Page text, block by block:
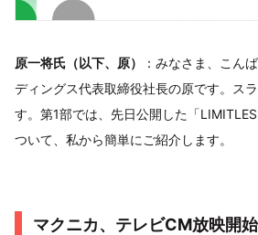
原一将氏（以下、原）
：みなさま、こん
ディングス代表取締役社長の原です。ス
す。第1部では、先日公開した「
ついて、私から簡単にご紹介します。
マクニカ、テレビCM放映開